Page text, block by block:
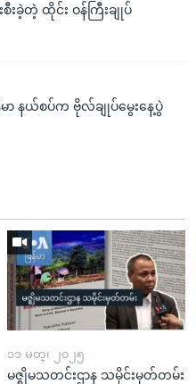
စီးခဲ့တဲ့ ထိုင်း ဝန်ကြီးချုပ်
မာ နယ်စပ်က ဗိုလ်ချုပ်မွေးနေ့ပွဲ
၁၁ မတ္၊ ၂၀၂၅
မဇ္ဈိမသတင်းဌာန သမိုင်းမှတ်တမ်း